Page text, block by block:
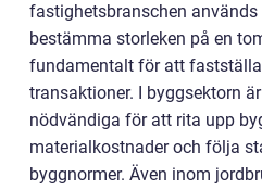
fastighetsbranschen
bestämma storleken på en
fundamentalt för att
transaktioner. I byggsektorn
nödvändiga för att rita upp
materialkostnader och följa
byggnormer. Även inom